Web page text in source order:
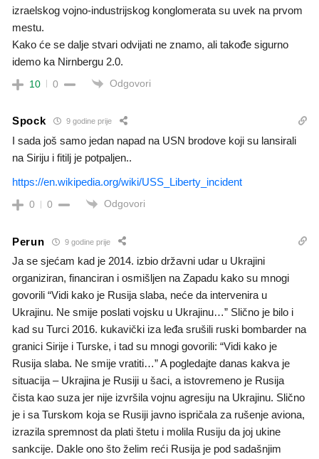
izraelskog vojno-industrijskog konglomerata su uvek na prvom
mestu.
Kako će se dalje stvari odvijati ne znamo, ali takođe sigurno
idemo ka Nirnbergu 2.0.
10 0 Odgovori
Spock 9 godine prije
I sada još samo jedan napad na USN brodove koji su lansirali
na Siriju i fitilj je potpaljen..
https://en.wikipedia.org/wiki/USS_Liberty_incident
0 0 Odgovori
Perun 9 godine prije
Ja se sjećam kad je 2014. izbio državni udar u Ukrajini
organiziran, financiran i osmišljen na Zapadu kako su mnogi
govorili “Vidi kako je Rusija slaba, neće da intervenira u
Ukrajinu. Ne smije poslati vojsku u Ukrajinu…” Slično je bilo i
kad su Turci 2016. kukavički iza leđa srušili ruski bombarder na
granici Sirije i Turske, i tad su mnogi govorili: “Vidi kako je
Rusija slaba. Ne smije vratiti…” A pogledajte danas kakva je
situacija – Ukrajina je Rusiji u šaci, a istovremeno je Rusija
čista kao suza jer nije izvršila vojnu agresiju na Ukrajinu. Slično
je i sa Turskom koja se Rusiji javno ispričala za rušenje aviona,
izrazila spremnost da plati štetu i molila Rusiju da joj ukine
sankcije. Dakle ono što želim reći Rusija je pod sadašnjim